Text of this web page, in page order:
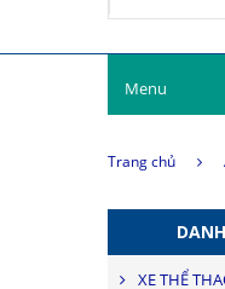
Menu
Trang chủ
XE THỂ